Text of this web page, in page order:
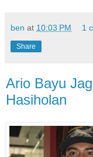
ben at 10:03 PM 1
Share
Ario Bayu
Hasiholan